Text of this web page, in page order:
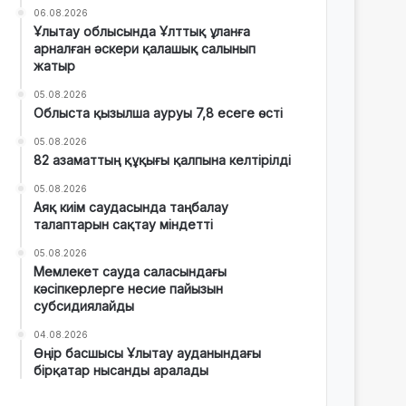
06.08.2026
Ұлытау облысында Ұлттық ұланға
арналған әскери қалашық салынып
жатыр
05.08.2026
Облыста қызылша ауруы 7,8 есеге өсті
05.08.2026
82 азаматтың құқығы қалпына келтірілді
05.08.2026
Аяқ киім саудасында таңбалау
талаптарын сақтау міндетті
05.08.2026
Мемлекет сауда саласындағы
кәсіпкерлерге несие пайызын
субсидиялайды
04.08.2026
Өңір басшысы Ұлытау ауданындағы
бірқатар нысанды аралады